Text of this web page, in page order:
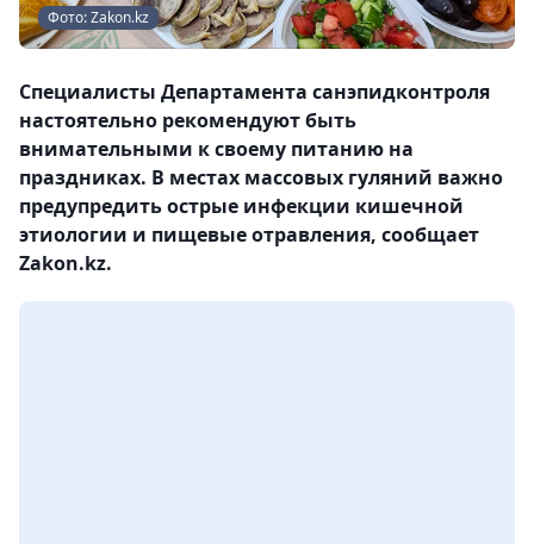
Фото: Zakon.kz
Специалисты Департамента санэпидконтроля
настоятельно рекомендуют быть
внимательными к своему питанию на
праздниках. В местах массовых гуляний важно
предупредить острые инфекции кишечной
этиологии и пищевые отравления, сообщает
Zakon.kz.